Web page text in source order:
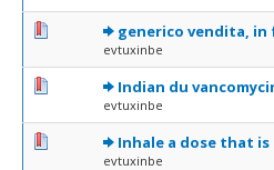
generico vendita, in
evtuxinbe
0 Votes - 0 sur 5 en
1234 5
Indian du
evtuxinbe
0 Votes - 0 sur 5 en
12345
Inhale a dose that
evtuxinbe
0 Votes - 0 sur 5 en
12345